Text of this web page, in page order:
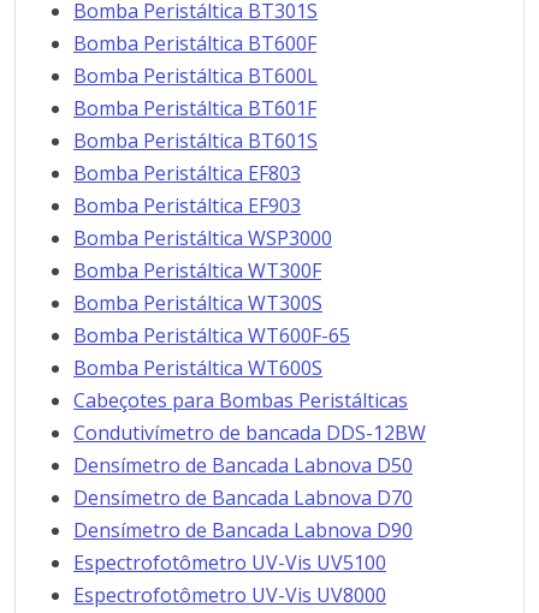
Bomba Peristáltica BT301S
Bomba Peristáltica BT600F
Bomba Peristáltica BT600L
Bomba Peristáltica BT601F
Bomba Peristáltica BT601S
Bomba Peristáltica EF803
Bomba Peristáltica EF903
Bomba Peristáltica WSP3000
Bomba Peristáltica WT300F
Bomba Peristáltica WT300S
Bomba Peristáltica WT600F-65
Bomba Peristáltica WT600S
Cabeçotes para Bombas Peristálticas
Condutivímetro de bancada DDS-12BW
Densímetro de Bancada Labnova D50
Densímetro de Bancada Labnova D70
Densímetro de Bancada Labnova D90
Espectrofotômetro UV-Vis UV5100
Espectrofotômetro UV-Vis UV8000